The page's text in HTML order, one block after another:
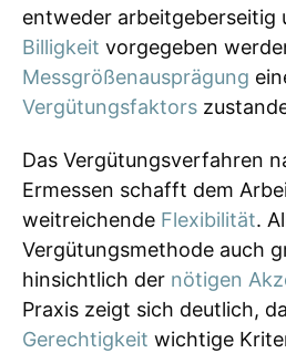
entweder arbeitgeberseitig
Billigkeit vorgegeben
Messgrößenausprägung
Vergütungsfaktors
Das Vergütungsverfahren
Ermessen schafft dem
weitreichende Flexibilität.
Vergütungsmethode auch
hinsichtlich der nötigen
Praxis zeigt sich deutlich,
Gerechtigkeit wichtige